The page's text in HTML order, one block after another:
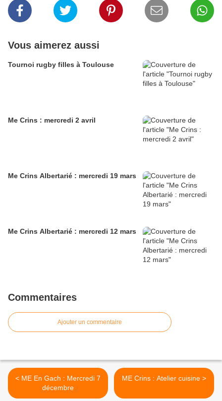
Vous aimerez aussi
Tournoi rugby filles à Toulouse
Me Crins : mercredi 2 avril
Me Crins Albertarié : mercredi 19 mars
Me Crins Albertarié : mercredi 12 mars
Commentaires
Ajouter un commentaire
< ME En Gach : Mercredi 7
décembre
ME Crins : Atelier cuisine >